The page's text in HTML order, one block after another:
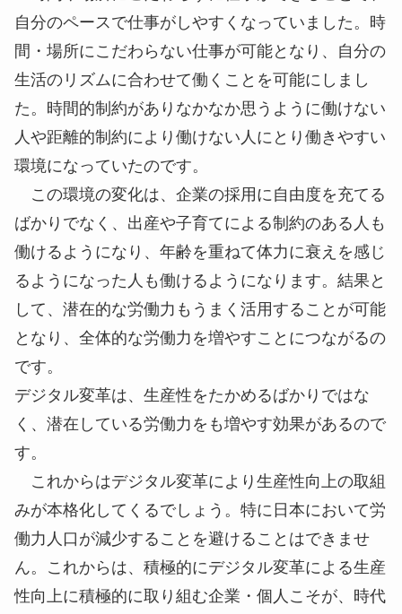
私たちの会社は生産性が高まったこともあり、お
蔭さまで仕事の引き合いをいただくことが多くなり
ました。しかし、それでも人手が足らず採用活動を
強化し気づくことがありました。リモートとリアル
を上手く組み合わせた仕事に転換した仕事は、働き
方に自由度が増していたのです。
時間や場所にこだわらずに仕事ができることで、
自分のペースで仕事がしやすくなっていました。時
間・場所にこだわらない仕事が可能となり、自分の
生活のリズムに合わせて働くことを可能にしまし
た。時間的制約がありなかなか思うように働けない
人や距離的制約により働けない人にとり働きやすい
環境になっていたのです。
この環境の変化は、企業の採用に自由度を充てる
ばかりでなく、出産や子育てによる制約のある人も
働けるようになり、年齢を重ねて体力に衰えを感じ
るようになった人も働けるようになります。結果と
して、潜在的な労働力もうまく活用することが可能
となり、全体的な労働力を増やすことにつながるの
です。